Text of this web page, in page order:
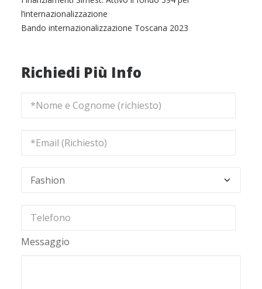
l’internazionalizzazione
Bando internazionalizzazione Toscana 2023
Richiedi Più Info
Messaggio